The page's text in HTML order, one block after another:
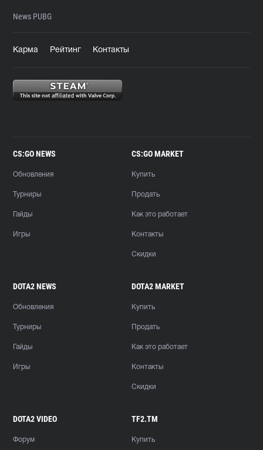
News PUBG
Карма Рейтинг Контакты
CS:GO NEWS
Обновления
Турниры
Гайды
Игры
CS:GO MARKET
Купить
Продать
Как это работает
Контакты
Скидки
DOTA2 NEWS
Обновления
Турниры
Гайды
Игры
DOTA2 MARKET
Купить
Продать
Как это работает
Контакты
Скидки
DOTA2 VIDEO
Форум
TF2.TM
Купить